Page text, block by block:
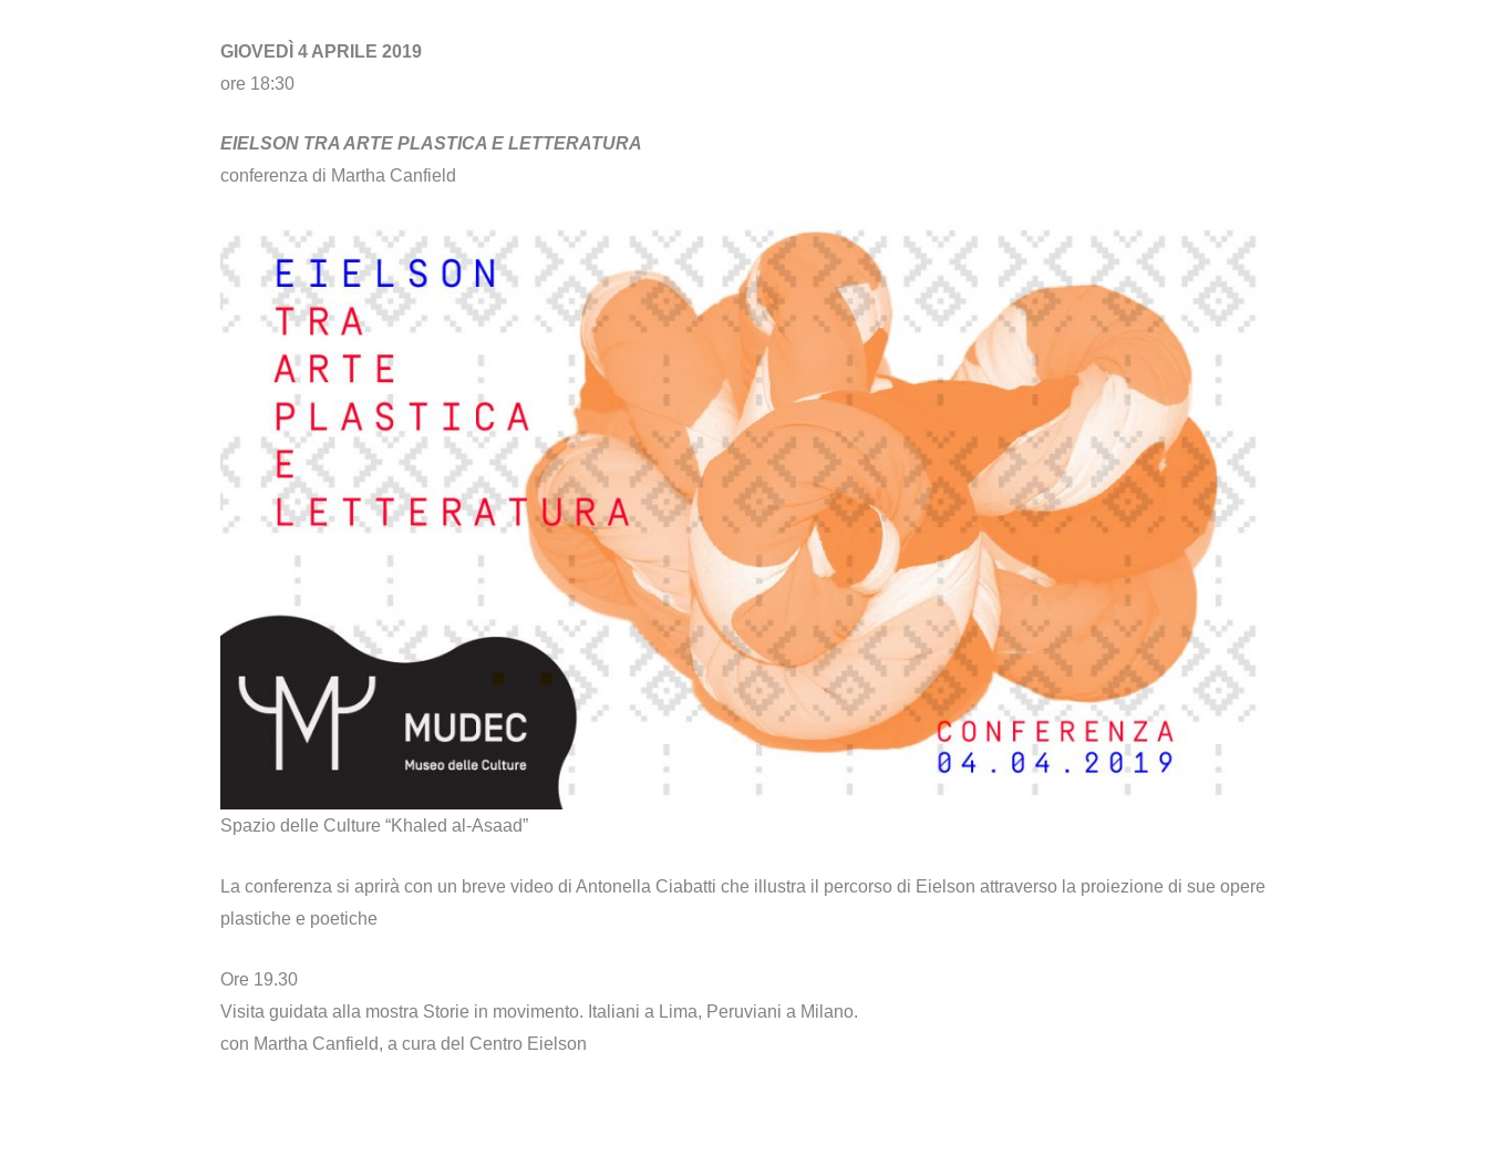
GIOVEDÌ 4 APRILE 2019
ore 18:30
EIELSON TRA ARTE PLASTICA E LETTERATURA
conferenza di Martha Canfield
Spazio delle Culture “Khaled al-Asaad”
La conferenza si aprirà con un breve video di Antonella Ciabatti che illustra il percorso di Eielson attraverso la proiezione di sue opere
plastiche e poetiche
Ore 19.30
Visita guidata alla mostra Storie in movimento. Italiani a Lima, Peruviani a Milano.
con Martha Canfield, a cura del Centro Eielson